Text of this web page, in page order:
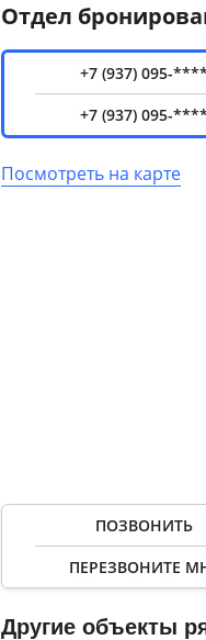
Отдел
+7 (937) 095-****
+7 (937) 095-****
Посмотреть на карте
ПОЗВОНИТЬ
ПЕРЕЗВОНИТЕ
Другие объекты